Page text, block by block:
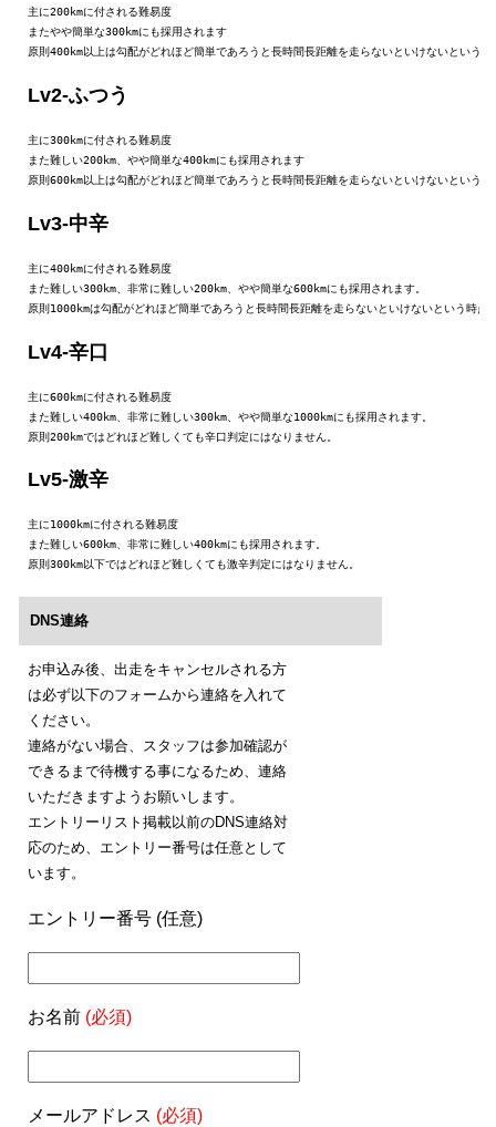
主に200kmに付される難易度
またやや簡単な300kmにも採用されます
原則400km以上は勾配がどれほど簡単であろうと長時間長距離を走らないといけないという
Lv2-ふつう
主に300kmに付される難易度
また難しい200km、やや簡単な400kmにも採用されます
原則600km以上は勾配がどれほど簡単であろうと長時間長距離を走らないといけないという
Lv3-中辛
主に400kmに付される難易度
また難しい300km、非常に難しい200km、やや簡単な600kmにも採用されます。
原則1000kmは勾配がどれほど簡単であろうと長時間長距離を走らないといけないという時点
Lv4-辛口
主に600kmに付される難易度
また難しい400km、非常に難しい300km、やや簡単な1000kmにも採用されます。
原則200kmではどれほど難しくても辛口判定にはなりません。
Lv5-激辛
主に1000kmに付される難易度
また難しい600km、非常に難しい400kmにも採用されます。
原則300km以下ではどれほど難しくても激辛判定にはなりません。
DNS連絡
お申込み後、出走をキャンセルされる方
は必ず以下のフォームから連絡を入れて
ください。
連絡がない場合、スタッフは参加確認が
できるまで待機する事になるため、連絡
いただきますようお願いします。
エントリーリスト掲載以前のDNS連絡対
応のため、エントリー番号は任意として
います。
エントリー番号 (任意)
お名前 (必須)
メールアドレス (必須)